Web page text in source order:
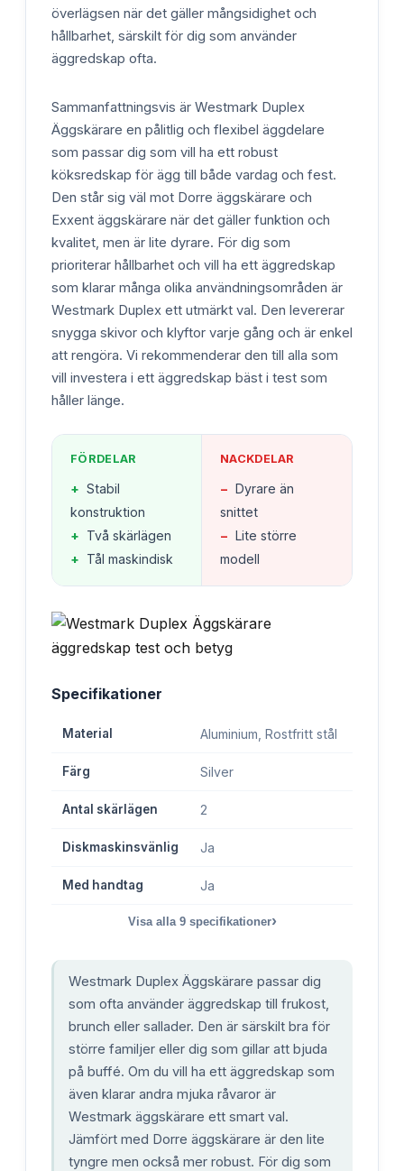
överlägsen när det gäller mångsidighet och
hållbarhet, särskilt för dig som använder
äggredskap ofta.
Sammanfattningsvis är Westmark Duplex
Äggskärare en pålitlig och flexibel äggdelare
som passar dig som vill ha ett robust
köksredskap för ägg till både vardag och fest.
Den står sig väl mot Dorre äggskärare och
Exxent äggskärare när det gäller funktion och
kvalitet, men är lite dyrare. För dig som
prioriterar hållbarhet och vill ha ett äggredskap
som klarar många olika användningsområden är
Westmark Duplex ett utmärkt val. Den levererar
snygga skivor och klyftor varje gång och är enkel
att rengöra. Vi rekommenderar den till alla som
vill investera i ett äggredskap bäst i test som
håller länge.
FÖRDELAR
+ Stabil
konstruktion
+ Två skärlägen
+ Tål maskindisk
NACKDELAR
− Dyrare än
snittet
− Lite större
modell
Specifikationer
Material Aluminium, Rostfritt stål
Färg Silver
Antal skärlägen 2
Diskmaskinsvänlig Ja
Med handtag Ja
Visa alla 9specifikationer›
Westmark Duplex Äggskärare passar dig
som ofta använder äggredskap till frukost,
brunch eller sallader. Den är särskilt bra för
större familjer eller dig som gillar att bjuda
på buffé. Om du vill ha ett äggredskap som
även klarar andra mjuka råvaror är
Westmark äggskärare ett smart val.
Jämfört med Dorre äggskärare är den lite
tyngre men också mer robust. För dig som